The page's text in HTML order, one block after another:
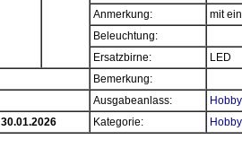
Anmerkung:
mit
Beleuchtung:
Ersatzbirne:
LED
Bemerkung:
Ausgabeanlass:
30.01.2026 Kategorie: